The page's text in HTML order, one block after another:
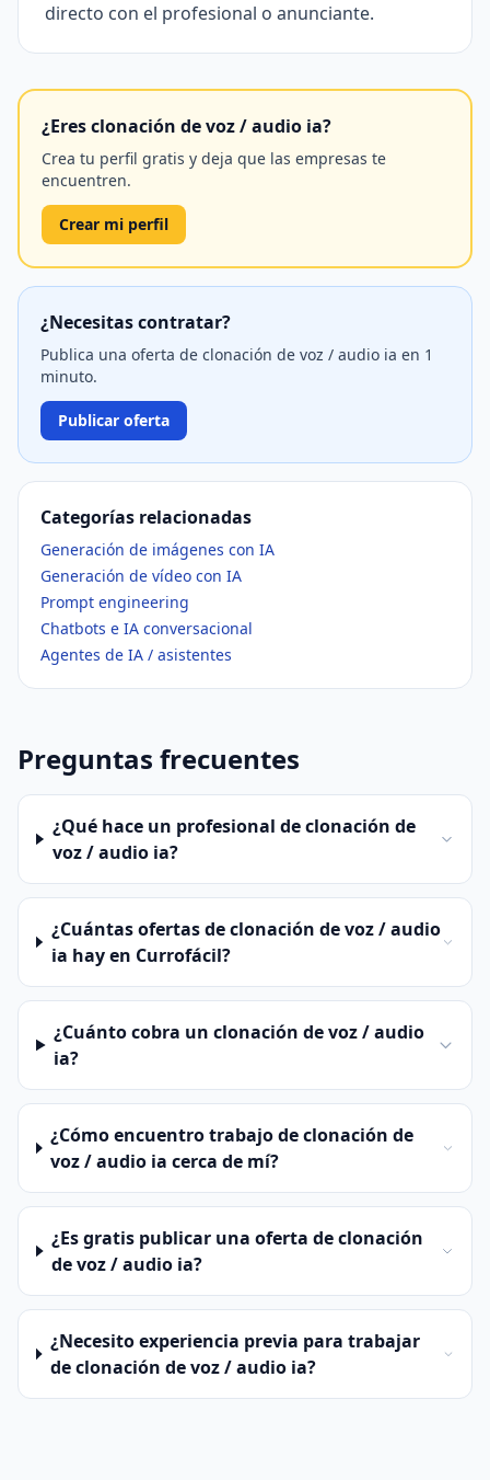
directo con el profesional o anunciante.
¿Eres clonación de voz / audio ia?
Crea tu perfil gratis y deja que las empresas te
encuentren.
Crear mi perfil
¿Necesitas contratar?
Publica una oferta de clonación de voz / audio ia en 1
minuto.
Publicar oferta
Categorías relacionadas
Generación de imágenes con IA
Generación de vídeo con IA
Prompt engineering
Chatbots e IA conversacional
Agentes de IA / asistentes
Preguntas frecuentes
¿Qué hace un profesional de clonación de
voz / audio ia?
¿Cuántas ofertas de clonación de voz / audio
ia hay en Currofácil?
¿Cuánto cobra un clonación de voz / audio
ia?
¿Cómo encuentro trabajo de clonación de
voz / audio ia cerca de mí?
¿Es gratis publicar una oferta de clonación
de voz / audio ia?
¿Necesito experiencia previa para trabajar
de clonación de voz / audio ia?